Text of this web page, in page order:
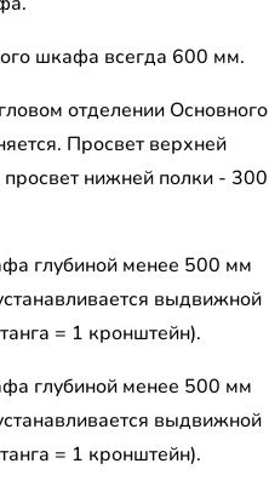
шкафа всегда 600 мм.
отделении Основного
Просвет верхней
нижней полки - 300
глубиной менее 500 мм
выдвижной
= 1 кронштейн).
глубиной менее 500 мм
выдвижной
= 1 кронштейн).